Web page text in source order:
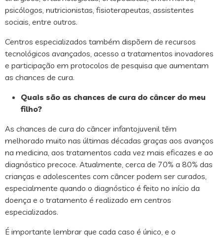
psicólogos, nutricionistas, fisioterapeutas, assistentes
sociais, entre outros.
Centros especializados também dispõem de recursos
tecnológicos avançados, acesso a tratamentos inovadores
e participação em protocolos de pesquisa que aumentam
as chances de cura.
Quais são as chances de cura do câncer do meu
filho?
As chances de cura do câncer infantojuvenil têm
melhorado muito nas últimas décadas graças aos avanços
na medicina, aos tratamentos cada vez mais eficazes e ao
diagnóstico precoce. Atualmente, cerca de 70% a 80% das
crianças e adolescentes com câncer podem ser curados,
especialmente quando o diagnóstico é feito no início da
doença e o tratamento é realizado em centros
especializados.
É importante lembrar que cada caso é único, e o